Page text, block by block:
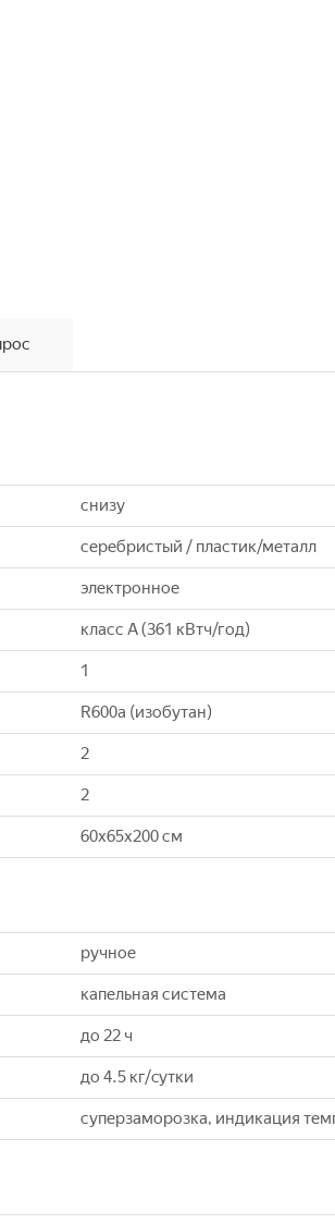
снизу
серебристый / пластик/металл
электронное
класс A (361 кВтч/год)
1
R600a (изобутан)
2
2
60x65x200 см
ручное
капельная система
до 22 ч
до 4.5 кг/cутки
суперзаморозка, индикация